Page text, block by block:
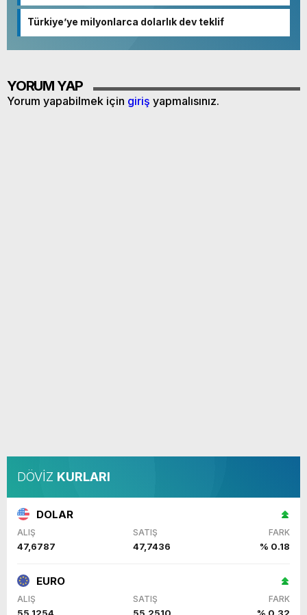
netleşmeye başladı
Türkiye’ye milyonlarca dolarlık dev teklif
YORUM YAP
Yorum yapabilmek için giriş yapmalısınız.
DÖVİZ KURLARI
DOLAR
ALIŞ SATIŞ FARK
47,6787 47,7436 % 0.18
EURO
ALIŞ SATIŞ FARK